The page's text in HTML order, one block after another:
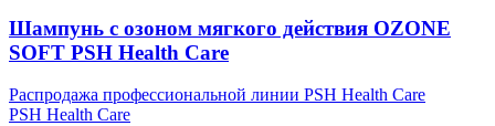
Шампунь с озоном мягкого действия OZONE
SOFT PSH Health Care
Распродажа профессиональной линии PSH Health Care
PSH Health Care